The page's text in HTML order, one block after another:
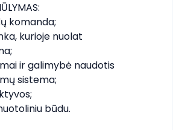
komanda;
kurioje nuolat
ir galimybė naudotis
sistema;
būdu.